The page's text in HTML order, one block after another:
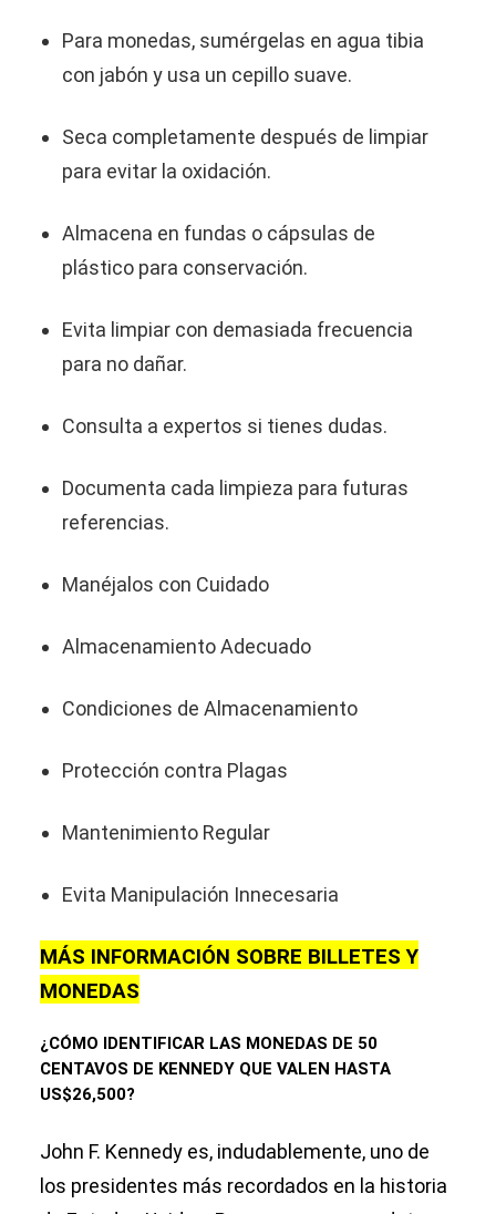
Para monedas, sumérgelas en agua tibia
con jabón y usa un cepillo suave.
Seca completamente después de limpiar
para evitar la oxidación.
Almacena en fundas o cápsulas de
plástico para conservación.
Evita limpiar con demasiada frecuencia
para no dañar.
Consulta a expertos si tienes dudas.
Documenta cada limpieza para futuras
referencias.
Manéjalos con Cuidado
Almacenamiento Adecuado
Condiciones de Almacenamiento
Protección contra Plagas
Mantenimiento Regular
Evita Manipulación Innecesaria
MÁS INFORMACIÓN SOBRE BILLETES Y
MONEDAS
¿CÓMO IDENTIFICAR LAS MONEDAS DE 50
CENTAVOS DE KENNEDY QUE VALEN HASTA
US$26,500?
John F. Kennedy es, indudablemente, uno de
los presidentes más recordados en la historia